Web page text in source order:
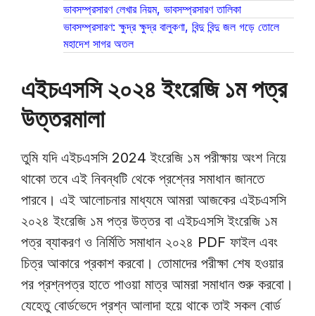
ভাবসম্প্রসারণ লেখার নিয়ম, ভাবসম্প্রসারণ তালিকা
ভাবসম্প্রসারণ: ক্ষুদ্র ক্ষুদ্র বালুকণা, বিন্দু বিন্দু জল গড়ে তোলে
মহাদেশ সাগর অতল
এইচএসসি ২০২৪ ইংরেজি ১ম পত্র
উত্তরমালা
তুমি যদি এইচএসসি 2024 ইংরেজি ১ম পরীক্ষায় অংশ নিয়ে
থাকো তবে এই নিবন্ধটি থেকে প্রশ্নের সমাধান জানতে
পারবে। এই আলোচনার মাধ্যমে আমরা আজকের এইচএসসি
২০২৪ ইংরেজি ১ম পত্র উত্তর বা এইচএসসি ইংরেজি ১ম
পত্র ব্যাকরণ ও নির্মিতি সমাধান ২০২৪ PDF ফাইল এবং
চিত্র আকারে প্রকাশ করবো। তোমাদের পরীক্ষা শেষ হওয়ার
পর প্রশ্নপত্র হাতে পাওয়া মাত্র আমরা সমাধান শুরু করবো।
যেহেতু বোর্ডভেদে প্রশ্ন আলাদা হয়ে থাকে তাই সকল বোর্ড